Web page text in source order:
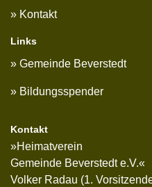
Kontakt
Links
Gemeinde Beverstedt
Bildungsspender
Kontakt
»Heimatverein
Gemeinde Beverstedt e.V.«
Volker Radau (1.